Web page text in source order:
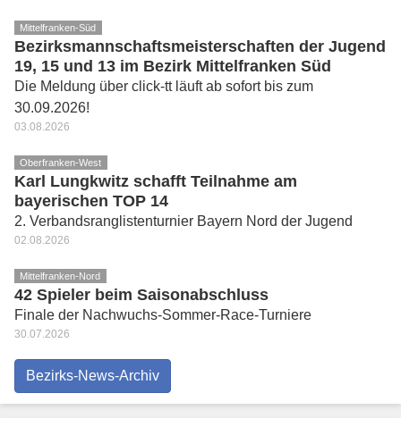
Mittelfranken-Süd
Bezirksmannschaftsmeisterschaften der Jugend
19, 15 und 13 im Bezirk Mittelfranken Süd
Die Meldung über click-tt läuft ab sofort bis zum
30.09.2026!
03.08.2026
Oberfranken-West
Karl Lungkwitz schafft Teilnahme am
bayerischen TOP 14
2. Verbandsranglistenturnier Bayern Nord der Jugend
02.08.2026
Mittelfranken-Nord
42 Spieler beim Saisonabschluss
Finale der Nachwuchs-Sommer-Race-Turniere
30.07.2026
Bezirks-News-Archiv